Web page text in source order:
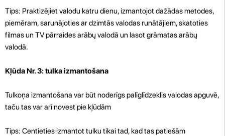
Tips: Praktizējiet valodu katru dienu, izmantojot dažādas metodes,
piemēram, sarunājoties ar dzimtās valodas runātājiem, skatoties
filmas un TV pārraides arābų valodā un lasot grāmatas arābų
valodā.
Kļūda Nr. 3: tulka izmantošana
Tulkoņa izmantošana var būt noderīgs palīglīdzeklis valodas apguvē,
taču tas var arī novest pie kļūdām
Tips: Centieties izmantot tulku tikai tad, kad tas patiešām